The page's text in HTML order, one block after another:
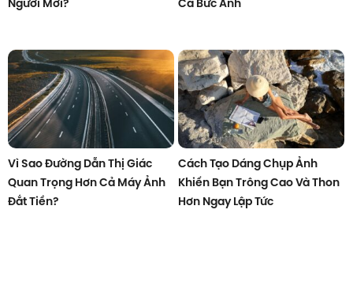
Vì Sao Đường Dẫn Thị Giác
Quan Trọng Hơn Cả Máy Ảnh
Đắt Tiền?
Cách Tạo Dáng Chụp Ảnh
Khiến Bạn Trông Cao Và Thon
Hơn Ngay Lập Tức